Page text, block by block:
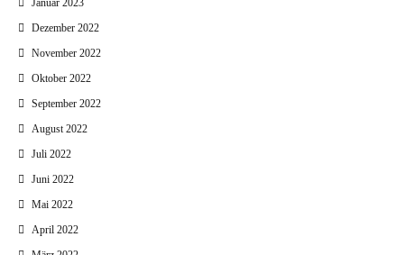
Januar 2023
Dezember 2022
November 2022
Oktober 2022
September 2022
August 2022
Juli 2022
Juni 2022
Mai 2022
April 2022